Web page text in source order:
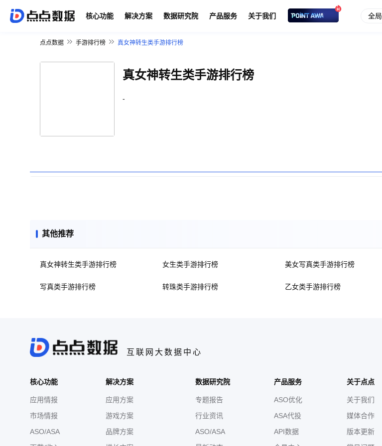
核心功能 解决方案 数据研究院 产品服务 关于我们 全局
点点数据 手游排行榜 真女神转生类手游排行榜
真女神转生类手游排行榜
-
其他推荐
真女神转生类手游排行榜 女生类手游排行榜 美女写真类手游排行榜
写真类手游排行榜 转珠类手游排行榜 乙女类手游排行榜
互联网大数据中心
核心功能
应用情报
市场情报
ASO/ASA
解决方案
应用方案
游戏方案
品牌方案
数据研究院
专题报告
行业资讯
ASO/ASA
产品服务
ASO优化
ASA代投
API数据
关于点点
关于我们
媒体合作
版本更新